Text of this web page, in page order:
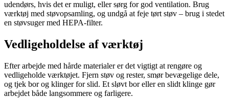
udendørs, hvis det er muligt, eller sørg for god ventilation. Brug
værktøj med støvopsamling, og undgå at feje tørt støv – brug i stedet
en støvsuger med HEPA-filter.
Vedligeholdelse af værktøj
Efter arbejde med hårde materialer er det vigtigt at rengøre og
vedligeholde værktøjet. Fjern støv og rester, smør bevægelige dele,
og tjek bor og klinger for slid. Et sløvt bor eller en slidt klinge gør
arbejdet både langsommere og farligere.